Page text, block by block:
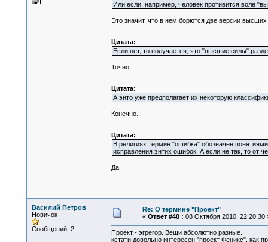
Или если, например, человек противится воле
Это значит, что в нем борются две версии высших
Цитата:
Если нет, то получается, что "высшие силы"
Точно.
Цитата:
А энто уже предполагает их некоторую
Конечно.
Цитата:
В религиях термин "ошибка" обозначен
исправления энтих ошибок. А если не так, то от
Да.
Василий Петров
Новичок
Сообщений: 2
Re: О термине "Проект"
« Ответ #40 : 08 Октября 2010, 22:20:30
Проект - эгрегор. Вещи абсолютно разные.
кстати довольно интересен "проект Феникс", как